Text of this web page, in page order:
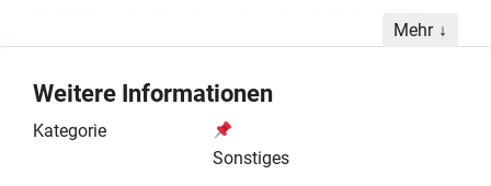
frequentiert werden. Im Kaufpreis von 1,685 Millionen
die dazugehörigen Grundstücke vollumfänglich
enthalten. Für den künftigen Betreiber und dessen
Familie stehen zudem direkt vor Ort entsprechende
Mehr
Weitere Informationen
Kategorie
Sonstiges